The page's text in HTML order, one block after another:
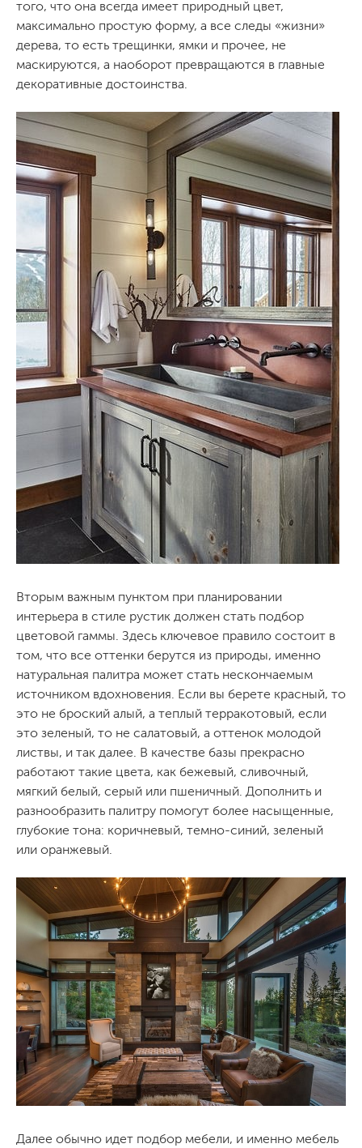
того, что она всегда имеет природный цвет,
максимально простую форму, а все следы «жизни»
дерева, то есть трещинки, ямки и прочее, не
маскируются, а наоборот превращаются в главные
декоративные достоинства.
Вторым важным пунктом при планировании
интерьера в стиле рустик должен стать подбор
цветовой гаммы. Здесь ключевое правило состоит в
том, что все оттенки берутся из природы, именно
натуральная палитра может стать нескончаемым
источником вдохновения. Если вы берете красный, то
это не броский алый, а теплый терракотовый, если
это зеленый, то не салатовый, а оттенок молодой
листвы, и так далее. В качестве базы прекрасно
работают такие цвета, как бежевый, сливочный,
мягкий белый, серый или пшеничный. Дополнить и
разнообразить палитру помогут более насыщенные,
глубокие тона: коричневый, темно-синий, зеленый
или оранжевый.
Далее обычно идет подбор мебели, и именно мебель